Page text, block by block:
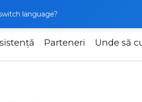
language?
Parteneri Unde să
ML-30CRHD